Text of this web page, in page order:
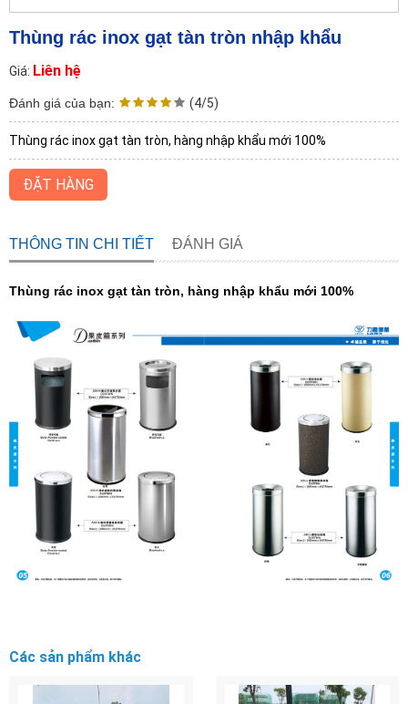
Thùng rác inox gạt tàn tròn nhập khẩu
Giá: Liên hệ
Đánh giá của bạn: (4/5)
Thùng rác inox gạt tàn tròn, hàng nhập khẩu mới 100%
ĐẶT HÀNG
THÔNG TIN CHI TIẾT ĐÁNH GIÁ
Thùng rác inox gạt tàn tròn, hàng nhập khẩu mới 100%
Các sản phẩm khác